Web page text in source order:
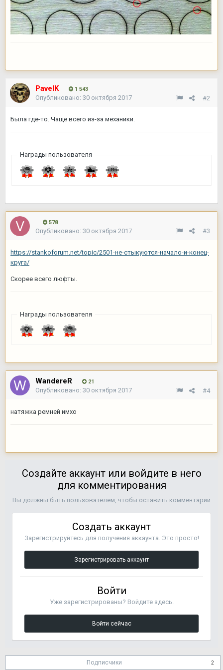
PavelK 1 543
#2
Опубликовано: 30 октября 2017
Была где-то. Чаще всего из-за механики.
Награды пользователя
578
#3
Опубликовано: 30 октября 2017
https://stankoforum.net/topic/2501-не-стыкуются-начало-и-конец-
круга/
Скорее всего люфты.
Награды пользователя
WandereR 21
#4
Опубликовано: 30 октября 2017
натяжка ремней имхо
Создайте аккаунт или войдите в него
для комментирования
Вы должны быть пользователем, чтобы оставить комментарий
Создать аккаунт
Зарегистрируйтесь для получения аккаунта. Это просто!
Зарегистрировать аккаунт
Войти
Уже зарегистрированы? Войдите здесь.
Войти сейчас
Подписчики 2